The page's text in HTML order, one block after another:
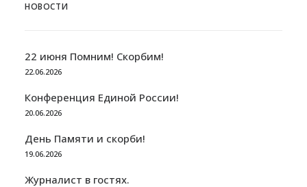
НОВОСТИ
22 июня Помним! Скорбим!
22.06.2026
Конференция Единой России!
20.06.2026
День Памяти и скорби!
19.06.2026
Журналист в гостях.